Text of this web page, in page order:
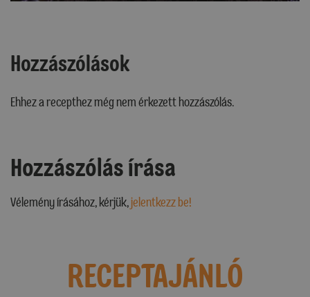
Hozzászólások
Ehhez a recepthez még nem érkezett hozzászólás.
Hozzászólás írása
Vélemény írásához, kérjük,jelentkezz be!
RECEPTAJÁNLÓ